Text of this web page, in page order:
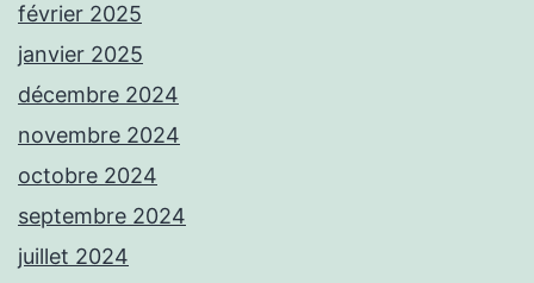
février 2025
janvier 2025
décembre 2024
novembre 2024
octobre 2024
septembre 2024
juillet 2024